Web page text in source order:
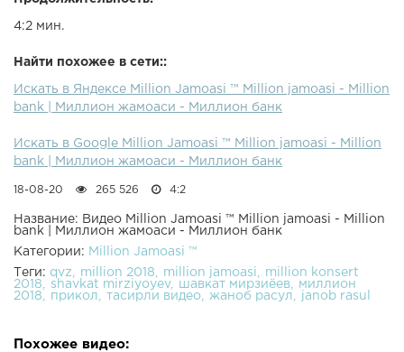
4:2 мин.
Найти похожее в сети::
Искать в Яндексе Million Jamoasi ™ Million jamoasi - Million
bank | Миллион жамоаси - Миллион банк
Искать в Google Million Jamoasi ™ Million jamoasi - Million
bank | Миллион жамоаси - Миллион банк
18-08-20 265 526 4:2
Название: Видео Million Jamoasi ™ Million jamoasi - Million
bank | Миллион жамоаси - Миллион банк
Категории: Million Jamoasi ™
Теги: qvz million 2018 million jamoasi
million konsert
2018
shavkat mirziyoyev шавкат мирзиёев
миллион
2018
прикол тасирли видео жаноб расул janob rasul
Похожее видео: